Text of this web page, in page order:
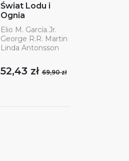
Świat Lodu i
Ognia
Elio M. García.Jr.
George R.R. Martin
Linda Antonsson
52,43 zł69,90 zł